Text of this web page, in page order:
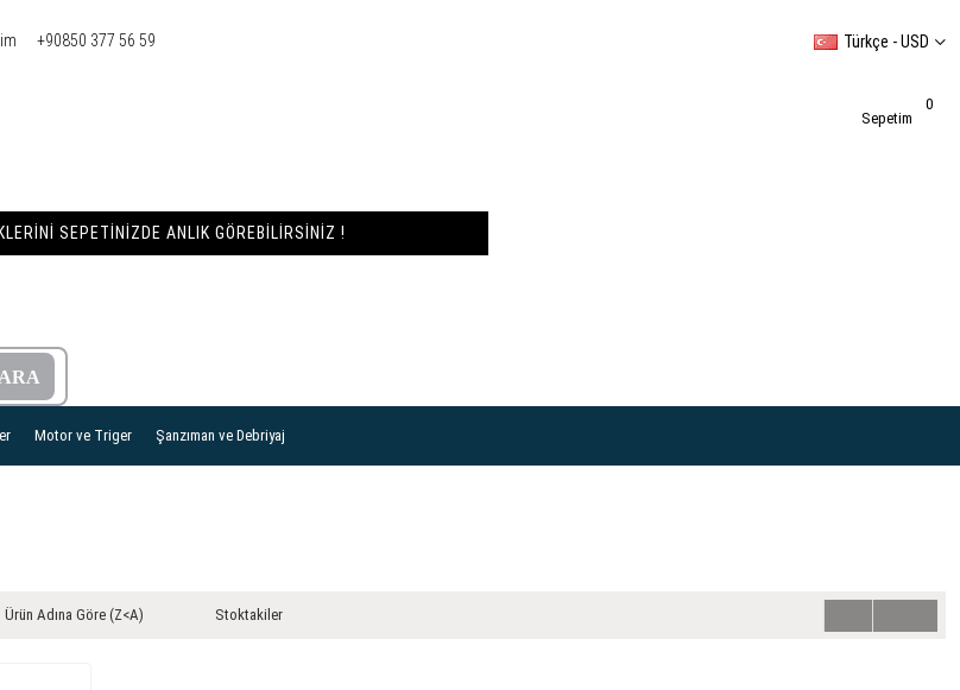
+90850 377 56 59
SEPETINIZDE ANLIK GÖREBILIRSINIZ !
Türkçe - USD
Sepetim
0
Motor ve Triger Şanzıman ve Debriyaj
Ürün Adına Göre (Z<A) Stoktakiler